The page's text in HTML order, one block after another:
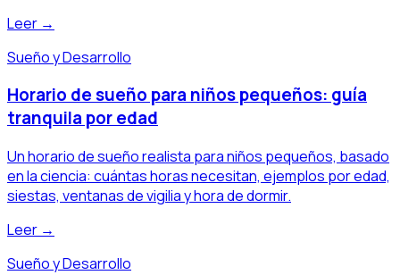
Leer →
Sueño y Desarrollo
Horario de sueño para niños pequeños: guía
tranquila por edad
Un horario de sueño realista para niños pequeños, basado
en la ciencia: cuántas horas necesitan, ejemplos por edad,
siestas, ventanas de vigilia y hora de dormir.
Leer →
Sueño y Desarrollo